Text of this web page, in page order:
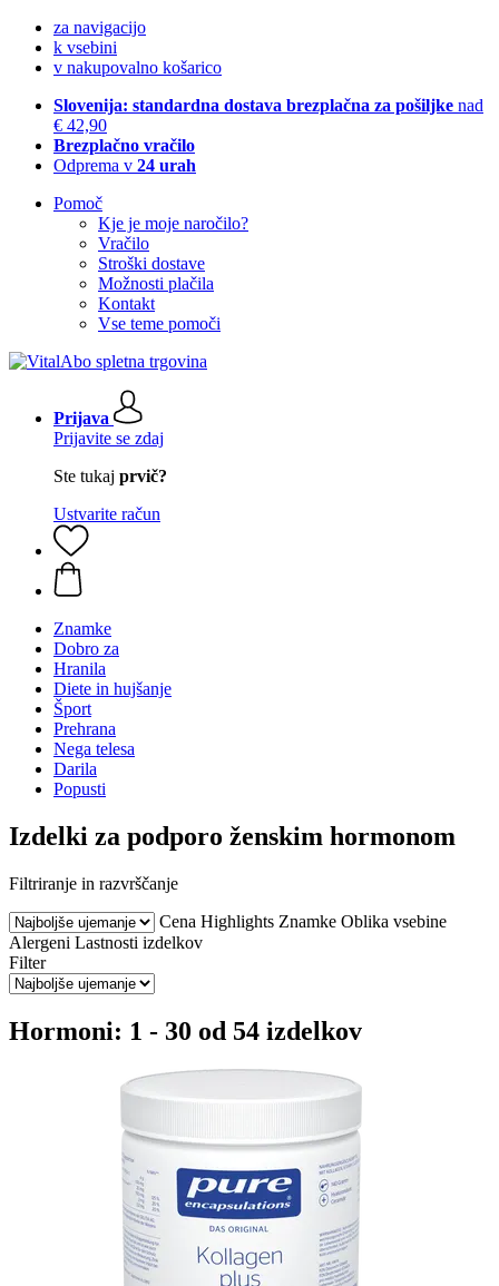
za navigacijo
k vsebini
v nakupovalno košarico
Slovenija: standardna dostava brezplačna za pošiljke nad
€ 42,90
Brezplačno vračilo
Odprema v 24 urah
Pomoč
Kje je moje naročilo?
Vračilo
Stroški dostave
Možnosti plačila
Kontakt
Vse teme pomoči
Prijava
Prijavite se zdaj
Ste tukaj prvič?
Ustvarite račun
Znamke
Dobro za
Hranila
Diete in hujšanje
Šport
Prehrana
Nega telesa
Darila
Popusti
Izdelki za podporo ženskim hormonom
Filtriranje in razvrščanje
Cena Highlights Znamke Oblika vsebine
Alergeni Lastnosti izdelkov
Filter
Hormoni: 1 - 30 od 54 izdelkov